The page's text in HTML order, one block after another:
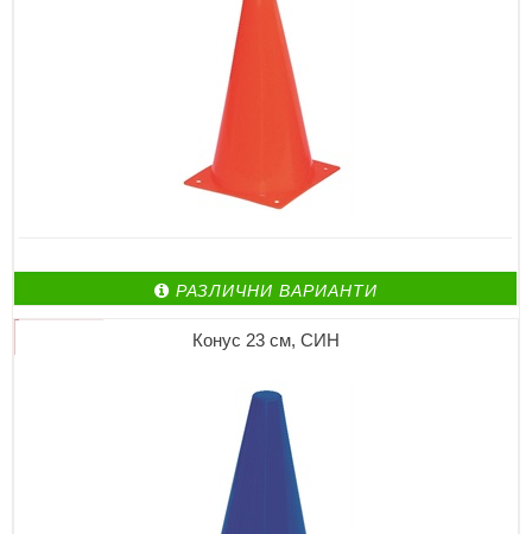
РАЗЛИЧНИ ВАРИАНТИ
Конус 23 см, СИН